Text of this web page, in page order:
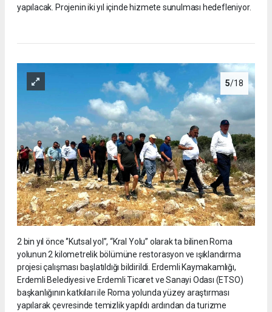
yapılacak. Projenin iki yıl içinde hizmete sunulması hedefleniyor.
5/18
2 bin yıl önce ‘’Kutsal yol’’, “Kral Yolu” olarak ta bilinen Roma
yolunun 2 kilometrelik bölümüne restorasyon ve ışıklandırma
projesi çalışması başlatıldığı bildirildi. Erdemli Kaymakamlığı,
Erdemli Belediyesi ve Erdemli Ticaret ve Sanayi Odası (ETSO)
başkanlığının katkıları ile Roma yolunda yüzey araştırması
yapılarak çevresinde temizlik yapıldı ardından da turizme